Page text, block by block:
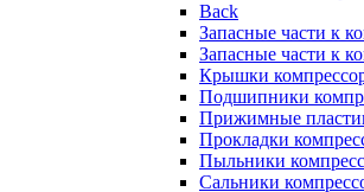
Back
Запасные части к
Запасные части к
Крышки
Подшипники
Прижимные
Прокладки
Пыльники
Сальники